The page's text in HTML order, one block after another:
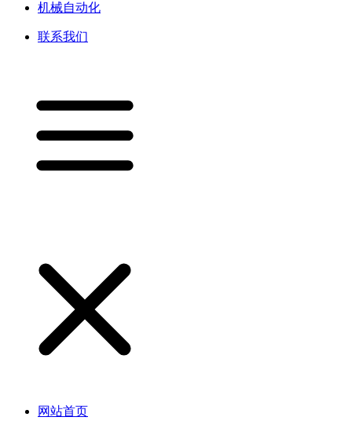
机械自动化
联系我们
网站首页